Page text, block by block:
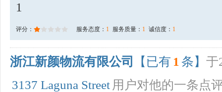
1
评分： 服务态度： 1 服务质量： 1 诚信度： 1
浙江新颜物流有限公司 【已有 1 条】 于
3137 Laguna Street 用户对他的一条点